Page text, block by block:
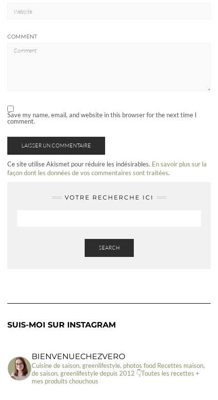
COMMENT
Save my name, email, and website in this browser for the next time I
comment.
Ce site utilise Akismet pour réduire les indésirables. En savoir plus sur la
façon dont les données de vos commentaires sont traitées.
VOTRE RECHERCHE ICI
SEARCH
SUIS-MOI SUR INSTAGRAM
BIENVENUECHEZVERO
Cuisine de saison, greenlifestyle, photos food Recettes maison,
de saison, greenlifestyle depuis 2012 👇Toutes les recettes +
mes produits chouchous